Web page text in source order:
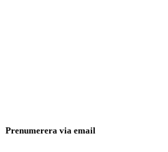
Prenumerera via email